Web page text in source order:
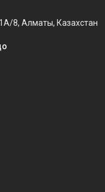
8, Алматы, Казахстан